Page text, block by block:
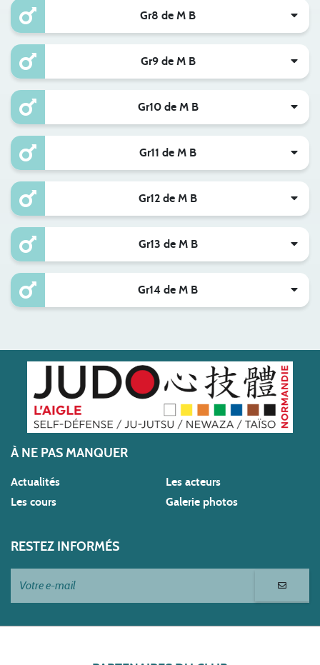
Gr8 de M B
Gr9 de M B
Gr10 de M B
Gr11 de M B
Gr12 de M B
Gr13 de M B
Gr14 de M B
À NE PAS MANQUER
Actualités
Les cours
Les acteurs
Galerie photos
RESTEZ INFORMÉS